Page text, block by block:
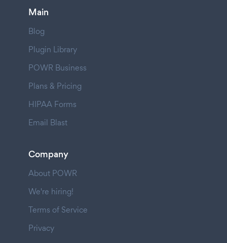
Main
Blog
Plugin Library
POWR Business
Plans & Pricing
HIPAA Forms
Email Blast
Company
About POWR
We're hiring!
Terms of Service
Privacy